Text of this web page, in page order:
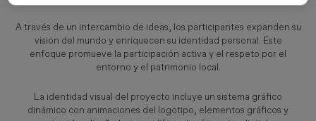
A través de un intercambio de ideas, los participantes expanden su
visión del mundo y enriquecen su identidad personal. Este
enfoque promueve la participación activa y el respeto por el
entorno y el patrimonio local.
La identidad visual del proyecto incluye un sistema gráfico
dinámico con animaciones del logotipo, elementos gráficos y